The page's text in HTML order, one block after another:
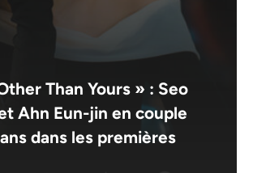
Than Yours » : Seo
Ahn Eun-jin en couple
dans les premières